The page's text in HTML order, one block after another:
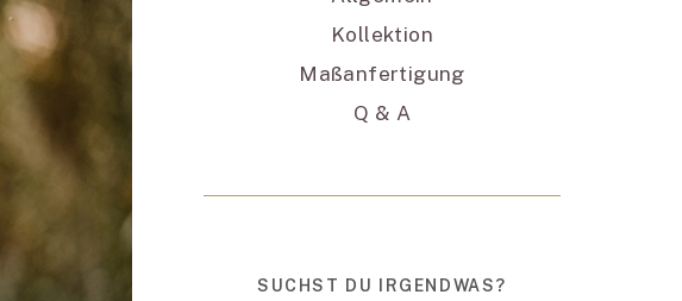
Kollektion
Maßanfertigung
Q & A
SUCHST DU IRGENDWAS?